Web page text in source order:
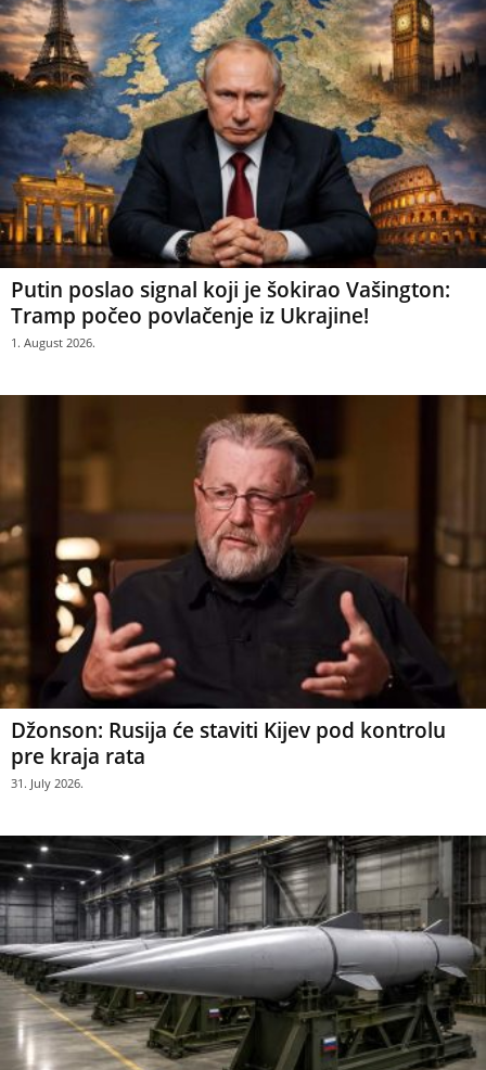
Putin poslao signal koji je šokirao Vašington:
Tramp počeo povlačenje iz Ukrajine!
1. August 2026.
Džonson: Rusija će staviti Kijev pod kontrolu
pre kraja rata
31. July 2026.